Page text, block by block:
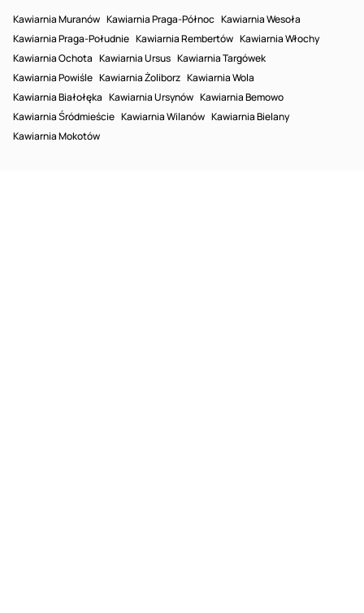
Kawiarnia Muranów Kawiarnia Praga-Północ Kawiarnia Wesoła
Kawiarnia Praga-Południe Kawiarnia Rembertów Kawiarnia Włochy
Kawiarnia Ochota Kawiarnia Ursus Kawiarnia Targówek
Kawiarnia Powiśle Kawiarnia Żoliborz Kawiarnia Wola
Kawiarnia Białołęka Kawiarnia Ursynów Kawiarnia Bemowo
Kawiarnia Śródmieście Kawiarnia Wilanów Kawiarnia Bielany
Kawiarnia Mokotów